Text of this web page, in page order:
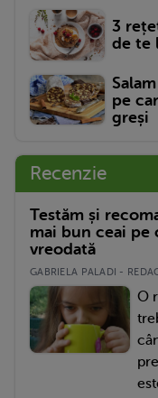
3
de te
pe
greși
Recenzie
Testăm și
mai bun ceai pe
vreodată
GABRIELA PALADI -
O